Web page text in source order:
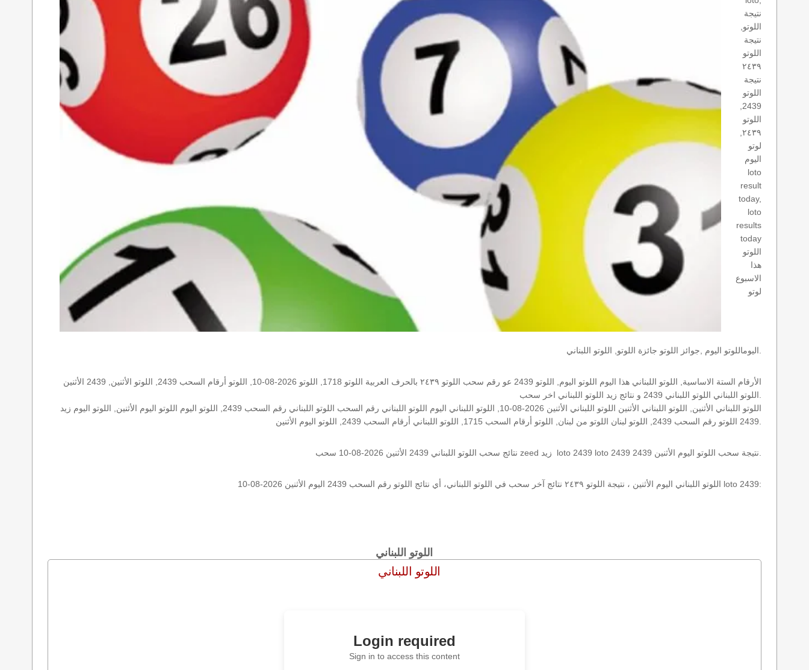
نتيجة
اللوتو,
نتيجة
اللوتو
٢٤٣٩
نتيجة
اللوتو
اللوتو
٢٤٣٩,
لوتو
اليوم
loto
result
today,
loto
results
today
اللوتو
هذا
الاسبوع
لوتو
الأرقام الستة الاساسية, اللوتو اللبناني هذا اليوم اللوتو اليوم, اللوتو 2439 عو رقم سحب اللوتو ٢٤٣٩ بالحرف العربية اللوتو 1718, اللوتو 2026-08-10, اللوتو أرقام السحب 2439, اللوتو الأثنين, 2439 الأثنين
اللوتو اللبناني الأثنين, اللوتو اللبناني الأثنين اللوتو اللبناني الأثنين 2026-08-10, اللوتو اللبناني اليوم اللوتو اللبناني رقم السحب اللوتو اللبناني رقم السحب 2439, اللوتو اليوم اللوتو اليوم الأثنين, اللوتو اليوم زيد
اللوتو اللبناني اليوم الأثنين ، نتيجة اللوتو ٢٤٣٩ نتائج آخر سحب في اللوتو اللبناني، أي نتائج اللوتو رقم السحب 2439 اليوم الأثنين 2026-08-10 loto 2439:
اللوتو اللبناني
اللوتو اللبناني
Login required
Sign in to access this content